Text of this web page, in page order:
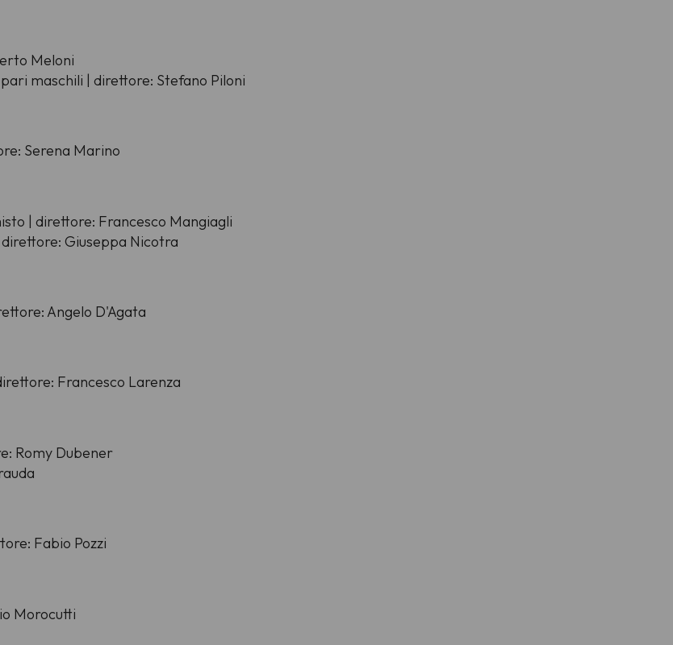
Meloni
maschili | direttore: Stefano Piloni
Serena Marino
| direttore: Francesco Mangiagli
Giuseppa Nicotra
Angelo D'Agata
Francesco Larenza
Romy Dubener
Fabio Pozzi
Morocutti